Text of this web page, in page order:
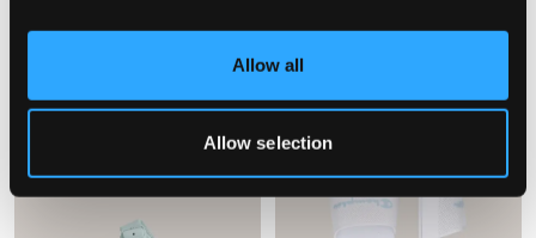
Allow all
Allow selection